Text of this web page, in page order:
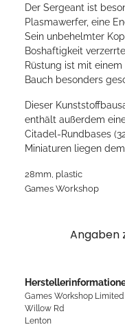
Der Sergeant ist
Plasmawerfer, eine
Sein unbehelmter
Boshaftigkeit
Rüstung ist mit
Bauch besonders
Dieser
enthält außerdem
Citadel-Rundbases
Miniaturen liegen
28mm, plastic
Games Workshop
Angaben
Games Workshop
Willow Rd
Lenton